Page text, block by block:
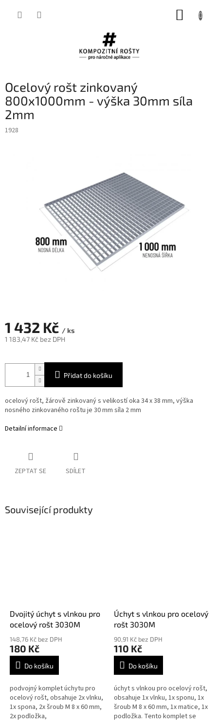
Ocelový rošt zinkovaný
800x1000mm - výška 30mm síla
2mm
1928
1 432 Kč / ks
1 183,47 Kč bez DPH
cena:
Přidat do košíku
ocelový rošt, žárově zinkovaný s velikostí oka 34 x 38 mm, výška
nosného zinkovaného roštu je 30 mm síla 2mm
Detailní informace
ZEPTAT SE SDÍLET
Související produkty
Dvojitý úchyt s vlnkou pro
ocelový rošt 3030M
148,76 Kč bez DPH
180 Kč
Do košíku
podvojný komplet úchytu pro
ocelový rošt, obsahuje 2x vlnku,
1x spona, 2x šroub M 8 x 60 mm,
2x podložka,
Úchyt s vlnkou pro ocelový
rošt 3030M
90,91 Kč bez DPH
110 Kč
Do košíku
úchyt s vlnkou pro ocelový rošt,
obsahuje 1x vlnku, 1x sponu, 1x
šroub M 8 x 60 mm, 1x matice, 1x
podložka. Tento komplet se